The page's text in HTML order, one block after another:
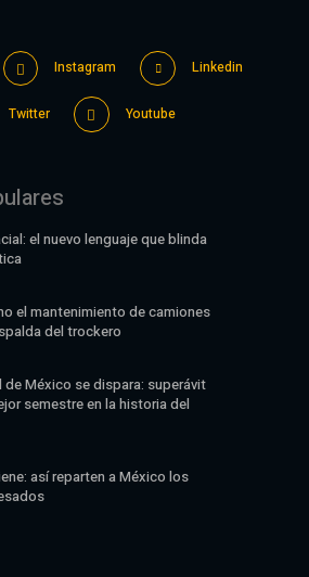
Instagram Linkedin
Twitter Youtube
el nuevo lenguaje que blinda
el mantenimiento de camiones
del trockero
de México se dispara: superávit
semestre en la historia del
así reparten a México los